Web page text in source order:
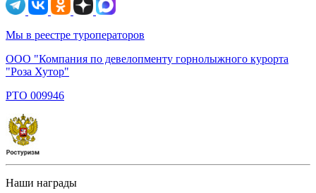
Мы в реестре туроператоров
ООО "Компания по девелопменту горнолыжного курорта
"Роза Хутор"
PTO 009946
Наши награды